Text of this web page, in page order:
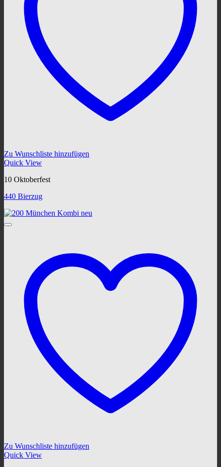
Zu Wunschliste hinzufügen
Quick View
10 Oktoberfest
440 Bierzug
Zu Wunschliste hinzufügen
Quick View